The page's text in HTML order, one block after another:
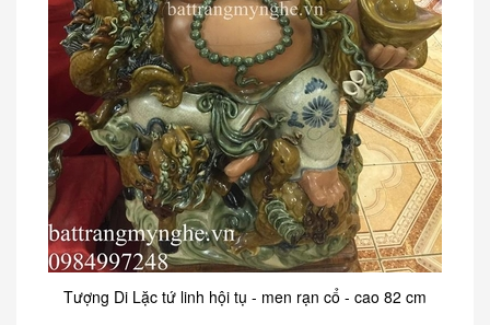
Tượng Di Lặc tứ linh hội tụ - men rạn cổ - cao 82 cm